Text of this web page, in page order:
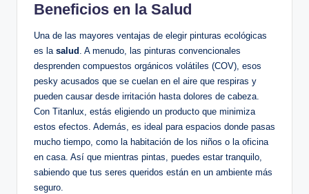
Beneficios en la Salud
Una de las mayores ventajas de elegir pinturas ecológicas
es la salud . A menudo, las pinturas convencionales
desprenden compuestos orgánicos volátiles (COV), esos
pesky acusados que se cuelan en el aire que respiras y
pueden causar desde irritación hasta dolores de cabeza.
Con Titanlux, estás eligiendo un producto que minimiza
estos efectos. Además, es ideal para espacios donde pasas
mucho tiempo, como la habitación de los niños o la oficina
en casa. Así que mientras pintas, puedes estar tranquilo,
sabiendo que tus seres queridos están en un ambiente más
seguro.